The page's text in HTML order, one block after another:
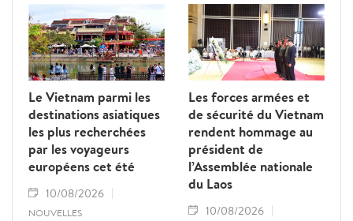
Le Vietnam parmi les
destinations asiatiques
les plus recherchées
par les voyageurs
européens cet été
10/08/2026
NOUVELLES
Les forces armées et
de sécurité du Vietnam
rendent hommage au
président de
l’Assemblée nationale
du Laos
10/08/2026